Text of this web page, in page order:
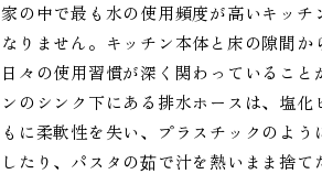
家の中で最も水の使用頻度が高いキッ
なりません。キッチン本体と床の隙間
日々の使用習慣が深く関わっているこ
ンのシンク下にある排水ホースは、塩
もに柔軟性を失い、プラスチックのよ
したり、パスタの茹で汁を熱いまま捨